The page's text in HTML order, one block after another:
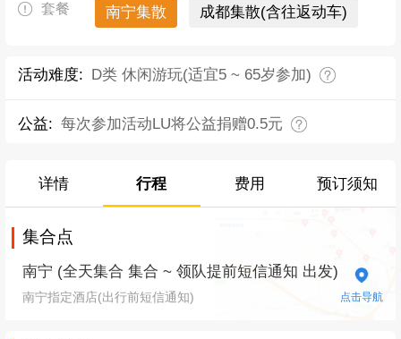
套餐 南宁集散 成都集散(含往返动车)
活动难度: D类 休闲游玩(适宜5 ~ 65岁参加)
公益: 每次参加活动LU将公益捐赠0.5元
详情 行程 费用 预订须知
集合点
南宁 (全天集合 集合 ~ 领队提前短信通知 出发)
南宁指定酒店(出行前短信通知) 点击导航